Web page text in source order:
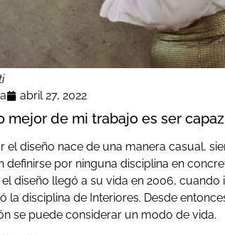
abril 27, 2022
mejor de mi trabajo es ser
el diseño nace de una manera casual,
definirse por ninguna disciplina en
diseño llegó a su vida en 2006,
la disciplina de Interiores. Desde
se puede considerar un modo de vida.